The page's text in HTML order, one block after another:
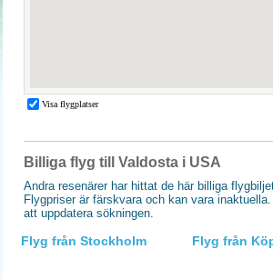
Billiga flyg till Valdosta i USA
Andra resenärer har hittat de här billiga
Flygpriser är färskvara och kan vara
att uppdatera sökningen.
Flyg från Stockholm Flyg från